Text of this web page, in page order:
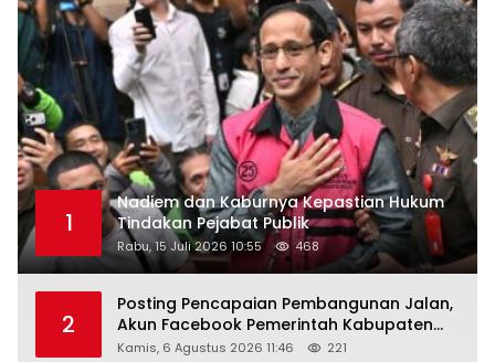
1
Nadiem dan Kaburnya Kepastian Hukum
Tindakan Pejabat Publik
Rabu, 15 Juli 2026 10:55 468
2
Posting Pencapaian Pembangunan Jalan,
Akun Facebook Pemerintah Kabupaten
Rembang “Dirujak” Warganet
Kamis, 6 Agustus 2026 11:46 221